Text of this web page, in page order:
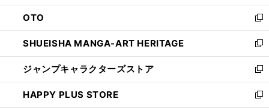
ウ
で
開
く
ン
ド
ウ
で
開
く
OTO
新
し
い
ウ
ィ
ン
ド
SHUEISHA MANGA-ART HERITAGE
新
し
い
ウ
ィ
ジャンプキャラクターズストア
新
し
い
HAPPY PLUS STORE
新